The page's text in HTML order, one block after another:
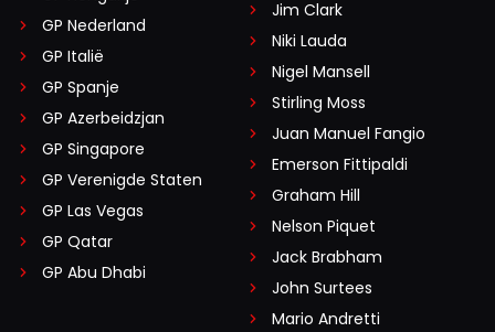
GP Nederland
GP Italië
GP Spanje
GP Azerbeidzjan
GP Singapore
GP Verenigde Staten
GP Las Vegas
GP Qatar
GP Abu Dhabi
Jim Clark
Niki Lauda
Nigel Mansell
Stirling Moss
Juan Manuel Fangio
Emerson Fittipaldi
Graham Hill
Nelson Piquet
Jack Brabham
John Surtees
Mario Andretti